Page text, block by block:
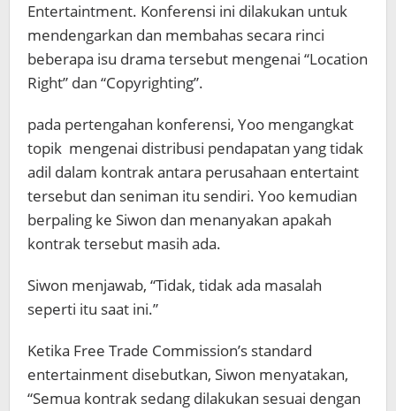
Entertaintment. Konferensi ini dilakukan untuk
mendengarkan dan membahas secara rinci
beberapa isu drama tersebut mengenai “Location
Right” dan “Copyrighting”.
pada pertengahan konferensi, Yoo mengangkat
topik mengenai distribusi pendapatan yang tidak
adil dalam kontrak antara perusahaan entertaint
tersebut dan seniman itu sendiri. Yoo kemudian
berpaling ke Siwon dan menanyakan apakah
kontrak tersebut masih ada.
Siwon menjawab, “Tidak, tidak ada masalah
seperti itu saat ini.”
Ketika Free Trade Commission’s standard
entertainment disebutkan, Siwon menyatakan,
“Semua kontrak sedang dilakukan sesuai dengan